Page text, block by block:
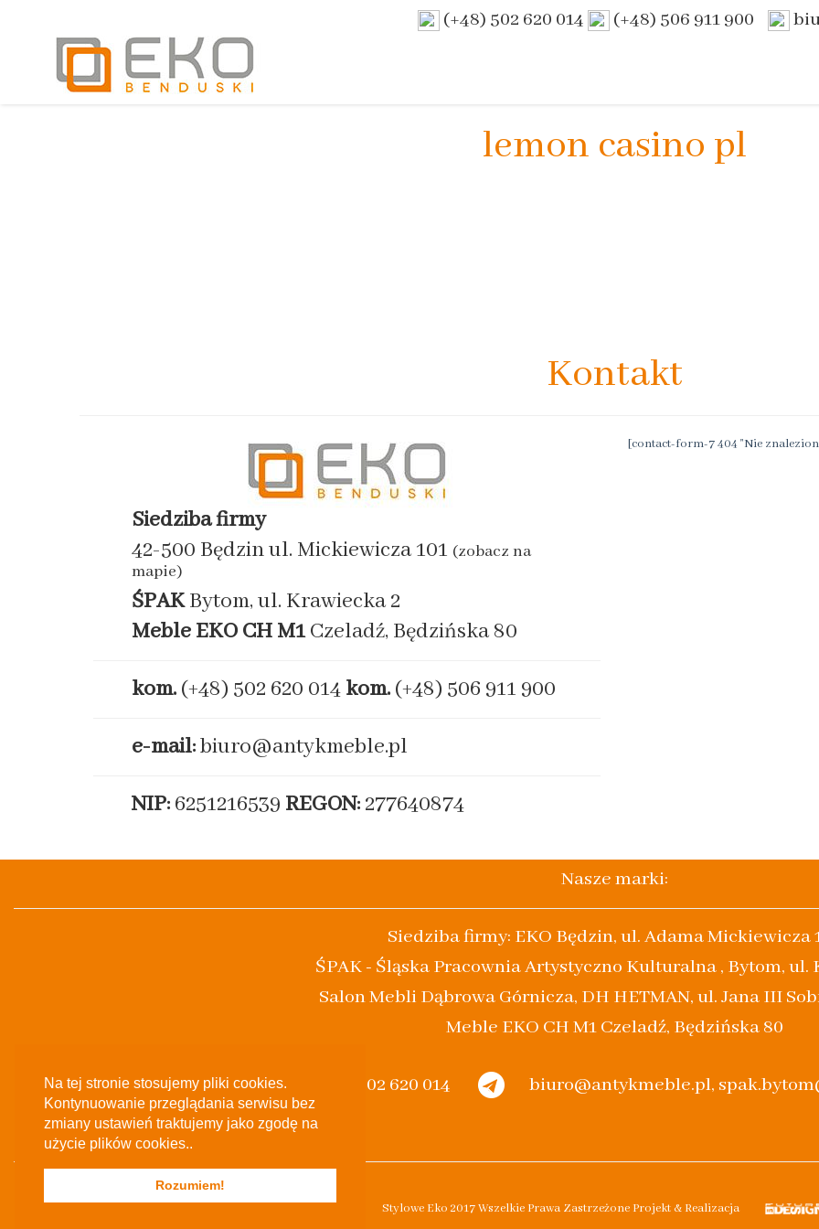
Na tej stronie stosujemy pliki cookies.
Kontynuowanie przeglądania serwisu bez
zmiany ustawień traktujemy jako zgodę na
użycie plików cookies..
Rozumiem!
(+48) 502 620 014 (+48) 506 911 900
lemon casino pl
Kontakt
Siedziba firmy
42-500 Będzin ul. Mickiewicza 101 (zobacz na
mapie)
ŚPAKBytom, ul. Krawiecka 2
Meble EKO CH M1Czeladź, Będzińska 80
kom. (+48) 502 620 014 kom. (+48) 506 911 900
e-mail:biuro@antykmeble.pl
NIP: 6251216539 REGON: 277640874
[contact-form-7 404 "Nie
Nasze marki:
Siedziba firmy: EKO Będzin, ul. Adama Mickiewicza
ŚPAK - Śląska Pracownia Artystyczno Kulturalna , Bytom, ul.
Salon Mebli Dąbrowa Górnicza, DH HETMAN, ul. Jana III
Meble EKO CH M1 Czeladź, Będzińska 80
(+48) 502 620 014 biuro@antykmeble.pl,
Stylowe Eko 2017 Wszelkie Prawa Zastrzeżone Projekt & Realizacja